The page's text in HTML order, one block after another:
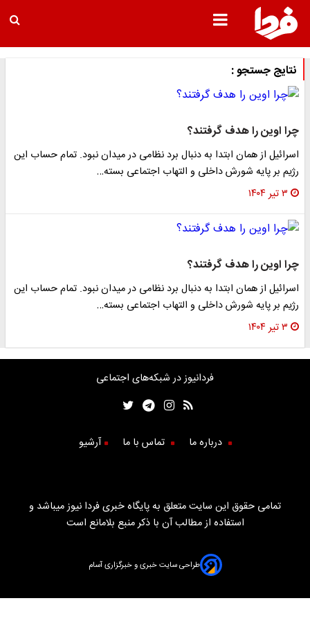
نتایج جستجو :
چرا اوین را هدف گرفتند؟
اسرائیل از همان ابتدا به دنبال برد نظامی در میدان نبود. تمام حساب این
رژیم بر پایه شورش داخلی و التهاب اجتماعی بسته…
۳ تیر ۱۴۰۴
چرا اوین را هدف گرفتند؟
اسرائیل از همان ابتدا به دنبال برد نظامی در میدان نبود. تمام حساب این
رژیم بر پایه شورش داخلی و التهاب اجتماعی بسته…
۳ تیر ۱۴۰۴
فردانیوز در شبکه‌های اجتماعی
درباره ما تماس با ما آرشیو
تمامی حقوق این سایت متعلق به پایگاه خبری فردا نیوز میباشد و
استفاده از مطالب آن با ذکر منبع بلامانع است
طراحی سایت خبری و خبرگزاری آسام